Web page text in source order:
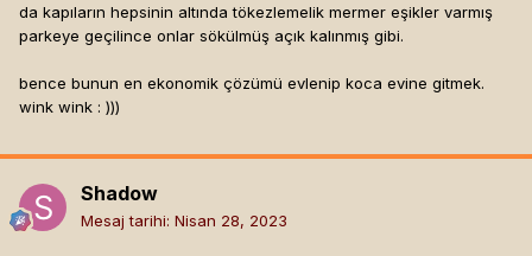
da kapıların hepsinin altında tökezlemelik mermer eşikler varmış
parkeye geçilince onlar sökülmüş açık kalınmış gibi.
bence bunun en ekonomik çözümü evlenip koca evine gitmek.
wink wink : )))
Shadow
Mesaj tarihi: Nisan 28, 2023